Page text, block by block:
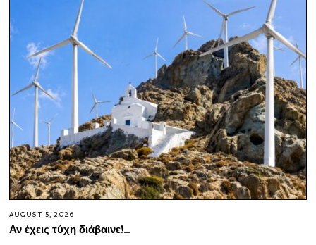
AUGUST 5, 2026
Αν έχεις τύχη διάβαινε!…